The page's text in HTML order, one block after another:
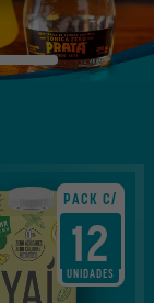
PACK C/
12
UNIDADES